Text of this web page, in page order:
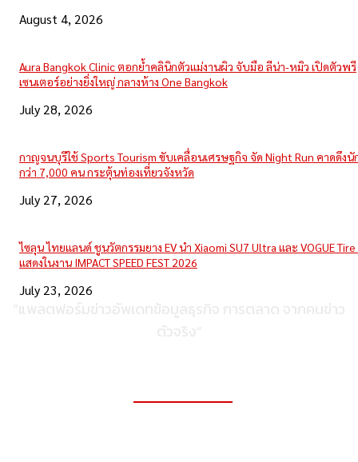
August 4, 2026
Aura Bangkok Clinic ตอกย้ำคลินิกตัวแม่งานผิว จับมือ ลีน่า-หมิว เปิดตัวพรี
เซนเตอร์อย่างยิ่งใหญ่ กลางห้าง One Bangkok
July 28, 2026
กาญจนบุรีใช้ Sports Tourism ขับเคลื่อนเศรษฐกิจ จัด Night Run คาดดึงนั
กว่า 7,000 คน กระตุ้นท่องเที่ยวจังหวัด
July 27, 2026
ไซลุน ไทยแลนด์ ชูนวัตกรรมยาง EV นำ Xiaomi SU7 Ultra และ VOGUE
แสดงในงาน IMPACT SPEED FEST 2026
July 23, 2026